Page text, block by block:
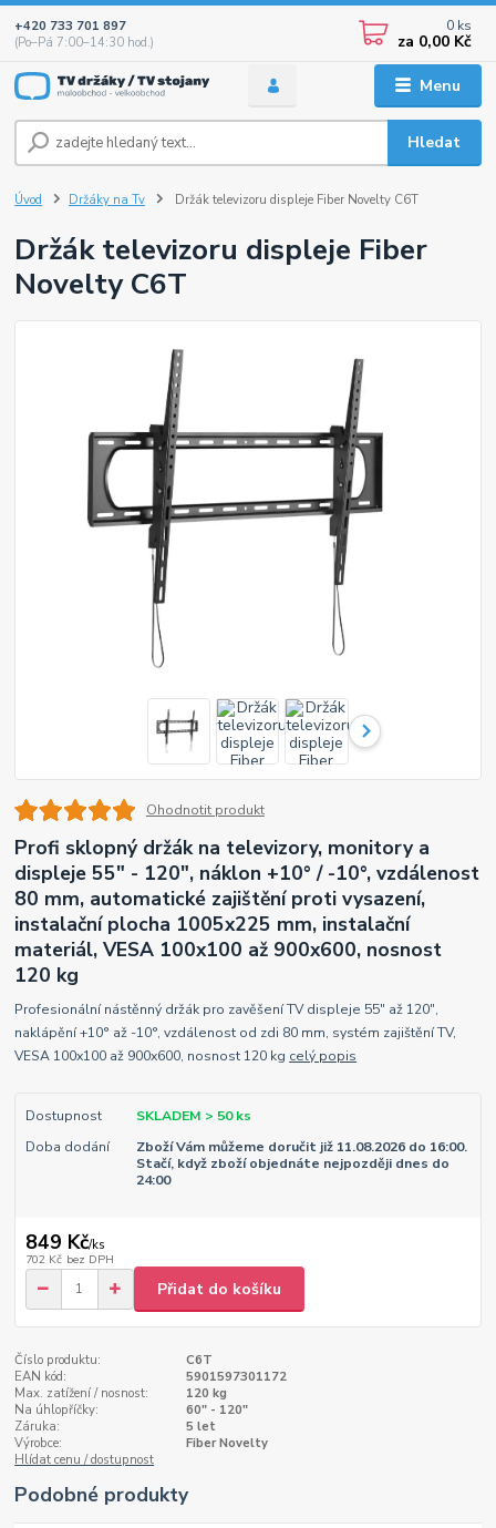
Menu
Hledat
+420 733 701 897
(Po–Pá 7:00–14:30 hod.)
0 ks
za 0,00 Kč
Úvod Držáky na Tv Držák televizoru displeje Fiber Novelty C6T
Držák televizoru displeje Fiber
Novelty C6T
Ohodnotit produkt
Profi sklopný držák na televizory, monitory a
displeje 55" - 120", náklon +10° / -10°, vzdálenost
80 mm, automatické zajištění proti vysazení,
instalační plocha 1005x225 mm, instalační
materiál, VESA 100x100 až 900x600, nosnost
120 kg
Profesionální nástěnný držák pro zavěšení TV displeje 55" až 120",
naklápění +10° až -10°, vzdálenost od zdi 80 mm, systém zajištění TV,
VESA 100x100 až 900x600, nosnost 120 kg celý popis
Dostupnost
SKLADEM > 50 ks
Doba dodání
Zboží Vám můžeme doručit již 11.08.2026 do 16:00.
Stačí, když zboží objednáte nejpozději dnes do
24:00
849 Kč/ks
702 Kč bez DPH
Přidat do košíku
Číslo produktu:
C6T
EAN kód:
5901597301172
Max. zatížení / nosnost:
120 kg
Na úhlopříčky:
60" - 120"
Záruka:
5 let
Výrobce:
Fiber Novelty
Hlídat cenu / dostupnost
Podobné produkty